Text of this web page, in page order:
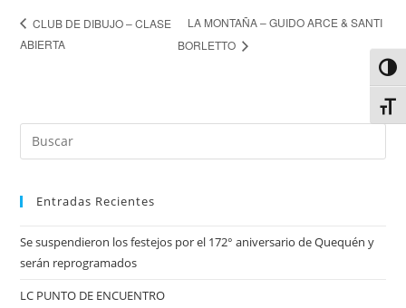
CLUB DE DIBUJO – CLASE
ABIERTA
LA MONTAÑA – GUIDO ARCE & SANTI
BORLETTO
Entradas Recientes
Se suspendieron los festejos por el 172° aniversario de Quequén y
serán reprogramados
LC PUNTO DE ENCUENTRO